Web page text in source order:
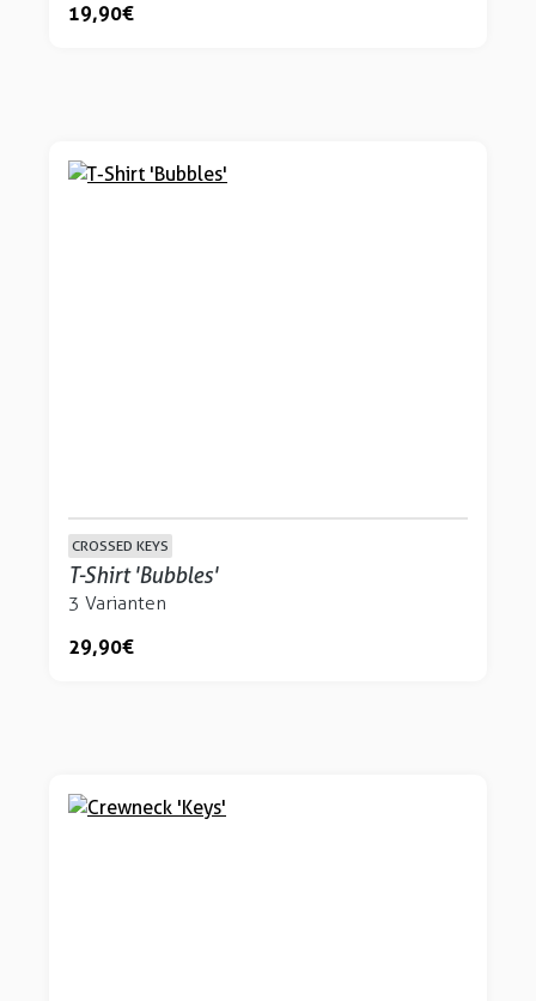
19,90 €
CROSSED KEYS
T-Shirt 'Bubbles'
3 Varianten
29,90 €